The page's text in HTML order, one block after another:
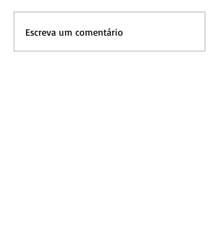
Escreva um comentário